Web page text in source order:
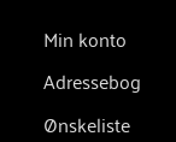
Min konto
Adressebog
Ønskeliste